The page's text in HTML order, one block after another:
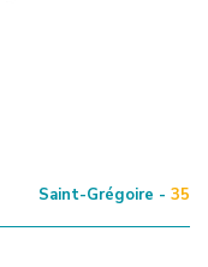
Saint-Grégoire - 35